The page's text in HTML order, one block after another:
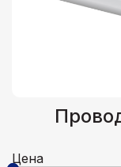
Цена